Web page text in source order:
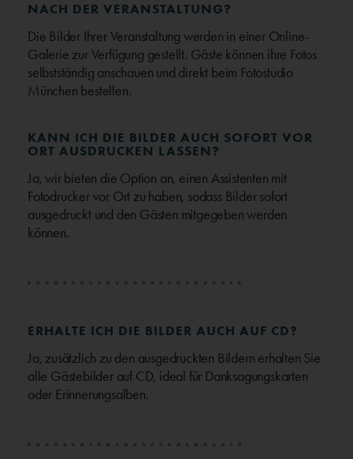
NACH DER VERANSTALTUNG?
Die Bilder Ihrer Veranstaltung werden in einer Online-
Galerie zur Verfügung gestellt. Gäste können ihre Fotos
selbstständig anschauen und direkt beim Fotostudio
München bestellen.
KANN ICH DIE BILDER AUCH SOFORT VOR
ORT AUSDRUCKEN LASSEN?
Ja, wir bieten die Option an, einen Assistenten mit
Fotodrucker vor Ort zu haben, sodass Bilder sofort
ausgedruckt und den Gästen mitgegeben werden
können.
ERHALTE ICH DIE BILDER AUCH AUF CD?
Ja, zusätzlich zu den ausgedruckten Bildern erhalten Sie
alle Gästebilder auf CD, ideal für Danksagungskarten
oder Erinnerungsalben.